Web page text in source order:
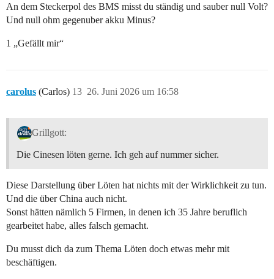
An dem Steckerpol des BMS misst du ständig und sauber null Volt?
Und null ohm gegenuber akku Minus?
1 „Gefällt mir“
carolus (Carlos) 26. Juni 2026 um 16:58
13
Grillgott:
Die Cinesen löten gerne. Ich geh auf nummer sicher.
Diese Darstellung über Löten hat nichts mit der Wirklichkeit zu tun.
Und die über China auch nicht.
Sonst hätten nämlich 5 Firmen, in denen ich 35 Jahre beruflich
gearbeitet habe, alles falsch gemacht.
Du musst dich da zum Thema Löten doch etwas mehr mit
beschäftigen.